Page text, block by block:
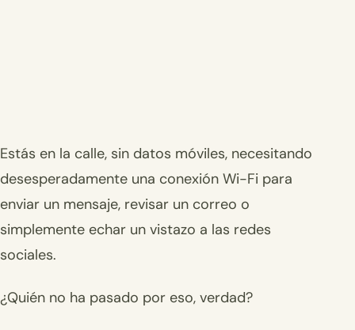
Estás en la calle, sin datos móviles, necesitando
desesperadamente una conexión Wi-Fi para
enviar un mensaje, revisar un correo o
simplemente echar un vistazo a las redes
sociales.
¿Quién no ha pasado por eso, verdad?